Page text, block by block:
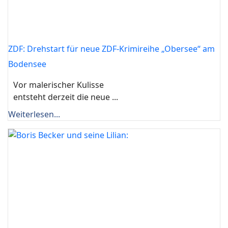
ZDF: Drehstart für neue ZDF-Krimireihe „Obersee“ am
Bodensee
Vor malerischer Kulisse
entsteht derzeit die neue ...
Weiterlesen...